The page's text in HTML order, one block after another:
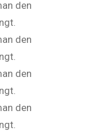
den
den
den
den